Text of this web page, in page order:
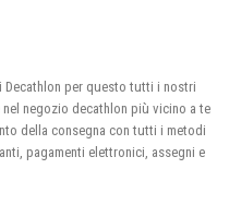
per questo tutti i nostri
negozio decathlon più vicino a te
della consegna con tutti i metodi
pagamenti elettronici, assegni e